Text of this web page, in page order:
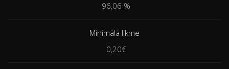
96,06 %
Minimālā likme
0,20€